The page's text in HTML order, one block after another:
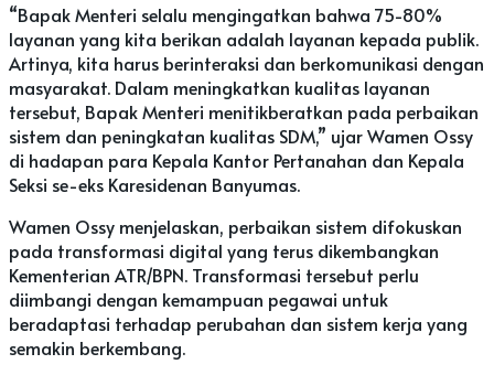
“Bapak Menteri selalu mengingatkan bahwa 75-80%
layanan yang kita berikan adalah layanan kepada publik.
Artinya, kita harus berinteraksi dan berkomunikasi dengan
masyarakat. Dalam meningkatkan kualitas layanan
tersebut, Bapak Menteri menitikberatkan pada perbaikan
sistem dan peningkatan kualitas SDM,” ujar Wamen Ossy
di hadapan para Kepala Kantor Pertanahan dan Kepala
Seksi se-eks Karesidenan Banyumas.
Wamen Ossy menjelaskan, perbaikan sistem difokuskan
pada transformasi digital yang terus dikembangkan
Kementerian ATR/BPN. Transformasi tersebut perlu
diimbangi dengan kemampuan pegawai untuk
beradaptasi terhadap perubahan dan sistem kerja yang
semakin berkembang.